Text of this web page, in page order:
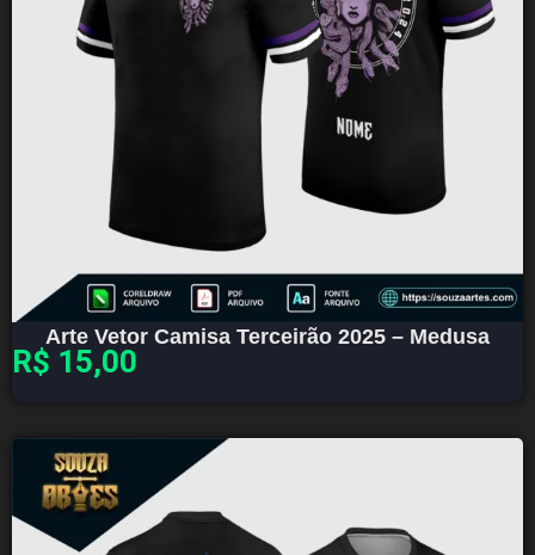
Arte Vetor Camisa Terceirão 2025 – Medusa
R$ 15,00